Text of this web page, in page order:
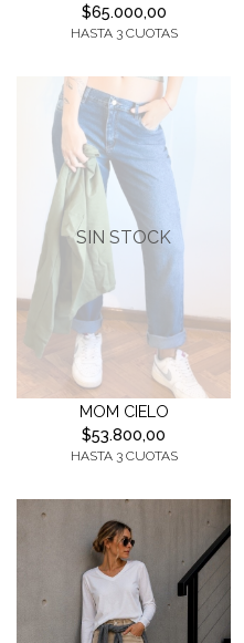
$65.000,00
HASTA 3 CUOTAS
SIN STOCK
MOM CIELO
$53.800,00
HASTA 3 CUOTAS